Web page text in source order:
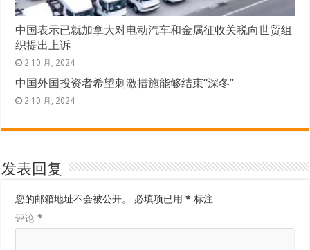
中国表示已就加拿大对电动汽车和金属征收关税向世贸组
织提出上诉
2 10 月, 2024
中国外国投资者希望刺激措施能够结束“深冬”
2 10 月, 2024
发表回复
您的邮箱地址不会被公开。 必填项已用* 标注
评论*